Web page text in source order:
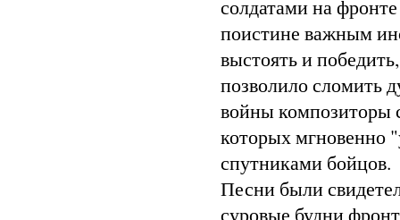
солдатами на
поистине важным
выстоять и
позволило сломить
войны композиторы
которых мгновенно
спутниками бойцов.
Песни были
суровые будни